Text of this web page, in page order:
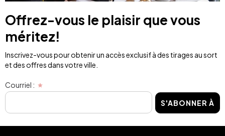
Offrez-vous le plaisir que vous
méritez!
Inscrivez-vous pour obtenir un accès exclusif à des tirages au sort
et des offres dans votre ville.
Courriel :
S'ABONNER À